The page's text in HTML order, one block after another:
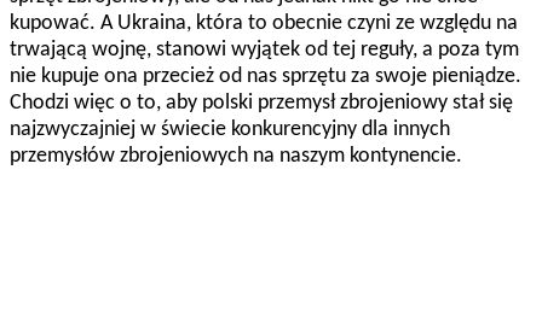
kupować. A Ukraina, która to obecnie czyni ze względu na
trwającą wojnę, stanowi wyjątek od tej reguły, a poza tym
nie kupuje ona przecież od nas sprzętu za swoje pieniądze.
Chodzi więc o to, aby polski przemysł zbrojeniowy stał się
najzwyczajniej w świecie konkurencyjny dla innych
przemysłów zbrojeniowych na naszym kontynencie.